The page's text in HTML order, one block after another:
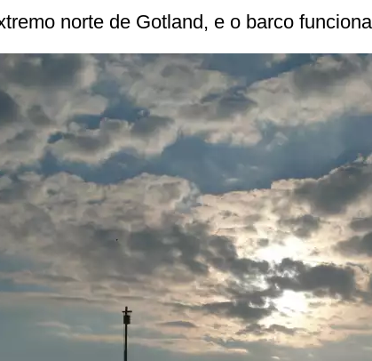
norte de Gotland, e o barco